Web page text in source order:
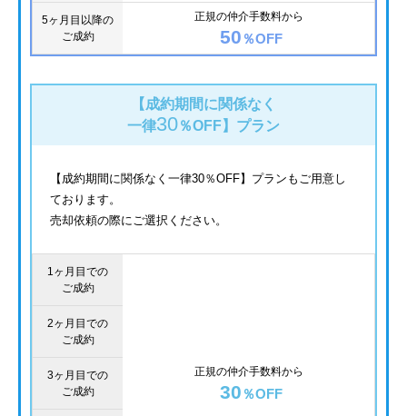
5ヶ月目以降の
ご成約
正規の仲介手数料から
50 ％OFF
【成約期間に関係なく
一律30％OFF】 プラン
【成約期間に関係なく一律30％OFF】プランもご用意し
ております。
売却依頼の際にご選択ください。
1ヶ月目での
ご成約
正規の仲介手数料から
30 ％OFF
2ヶ月目での
ご成約
3ヶ月目での
ご成約